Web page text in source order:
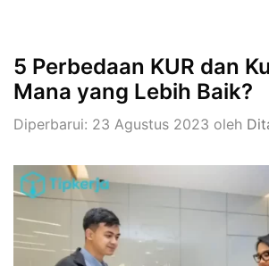
5 Perbedaan KUR dan
Mana yang Lebih Baik?
Diperbarui: 23 Agustus 2023 oleh